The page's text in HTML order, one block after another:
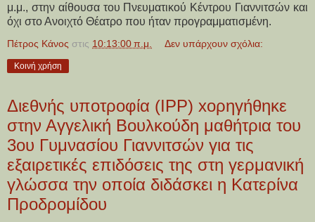
μ.μ., στην αίθουσα του Πνευματικού Κέντρου Γιαννιτσών και
όχι στο Ανοιχτό Θέατρο που ήταν προγραμματισμένη.
Πέτρος Κάνος στις 10:13:00 π.μ. Δεν υπάρχουν σχόλια:
Κοινή χρήση
Διεθνής υποτροφία (IPP) xορηγήθηκε
στην Αγγελική Βουλκούδη μαθήτρια του
3ου Γυμνασίου Γιαννιτσών για τις
εξαιρετικές επιδόσεις της στη γερμανική
γλώσσα την οποία διδάσκει η Κατερίνα
Προδρομίδου